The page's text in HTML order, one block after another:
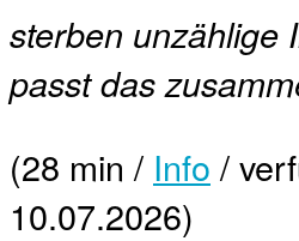
sterben unzählige
passt das
(28 min / Info /
10.07.2026)